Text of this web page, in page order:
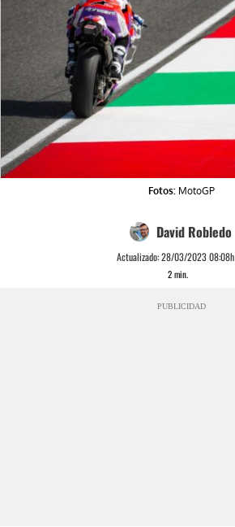
Fotos: MotoGP
David Robledo
Actualizado:28/03/2023 08:08h
2min.
PUBLICIDAD